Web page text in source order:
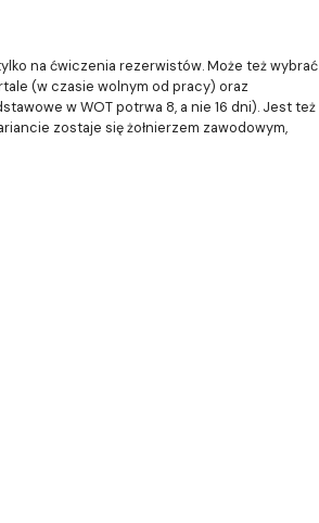
na ćwiczenia rezerwistów. Może też wybrać
(w czasie wolnym od pracy) oraz
w WOT potrwa 8, a nie 16 dni). Jest też
zostaje się żołnierzem zawodowym,